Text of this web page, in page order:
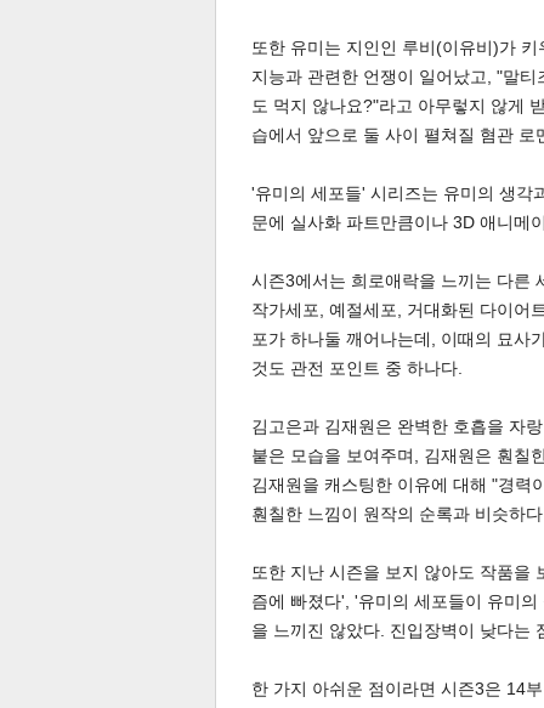
또한 유미는 지인인 루비(이유비)가
지능과 관련한 언쟁이 일어났고, "말
도 먹지 않나요?"라고 아무렇지 않게
습에서 앞으로 둘 사이 펼쳐질 혐관 로
'유미의 세포들' 시리즈는 유미의 생각
문에 실사화 파트만큼이나 3D 애니메
시즌3에서는 희로애락을 느끼는 다른
작가세포, 예절세포, 거대화된 다이어
포가 하나둘 깨어나는데, 이때의 묘사
것도 관전 포인트 중 하나다.
김고은과 김재원은 완벽한 호흡을 자
붙은 모습을 보여주며, 김재원은 훤칠
김재원을 캐스팅한 이유에 대해 "경력
훤칠한 느낌이 원작의 순록과 비슷하
또한 지난 시즌을 보지 않아도 작품을
즘에 빠졌다', '유미의 세포들이 유미
을 느끼진 않았다. 진입장벽이 낮다는
한 가지 아쉬운 점이라면 시즌3은 14